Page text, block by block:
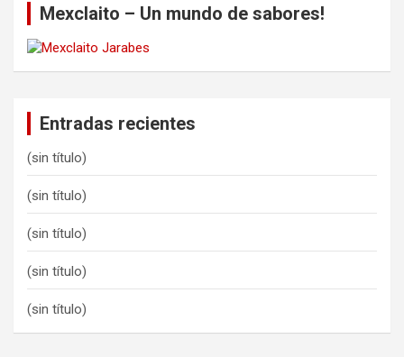
Mexclaito – Un mundo de sabores!
Entradas recientes
(sin título)
(sin título)
(sin título)
(sin título)
(sin título)